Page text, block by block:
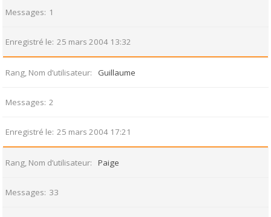
Messages 1
Enregistré le 25 mars 2004 13:32
Rang, Nom d’utilisateur Guillaume
Messages 2
Enregistré le 25 mars 2004 17:21
Rang, Nom d’utilisateur Paige
Messages 33